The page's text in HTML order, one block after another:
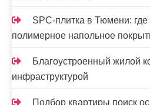
SPC-плитка в Тюмени:
полимерное напольное
Благоустроенный жилой
инфраструктурой
Подбор квартиры поиск